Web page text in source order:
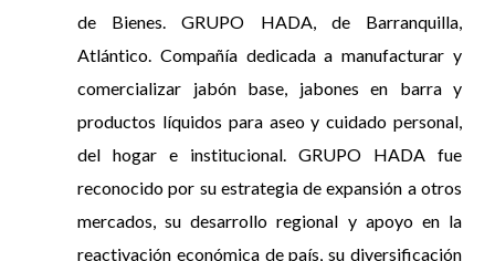
de Bienes. GRUPO HADA, de Barranquilla,
Atlántico. Compañía dedicada a manufacturar y
comercializar jabón base, jabones en barra y
productos líquidos para aseo y cuidado personal,
del hogar e institucional. GRUPO HADA fue
reconocido por su estrategia de expansión a otros
mercados, su desarrollo regional y apoyo en la
reactivación económica de país, su diversificación